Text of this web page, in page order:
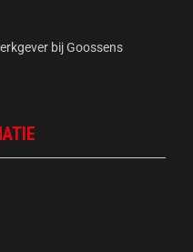
bij Goossens